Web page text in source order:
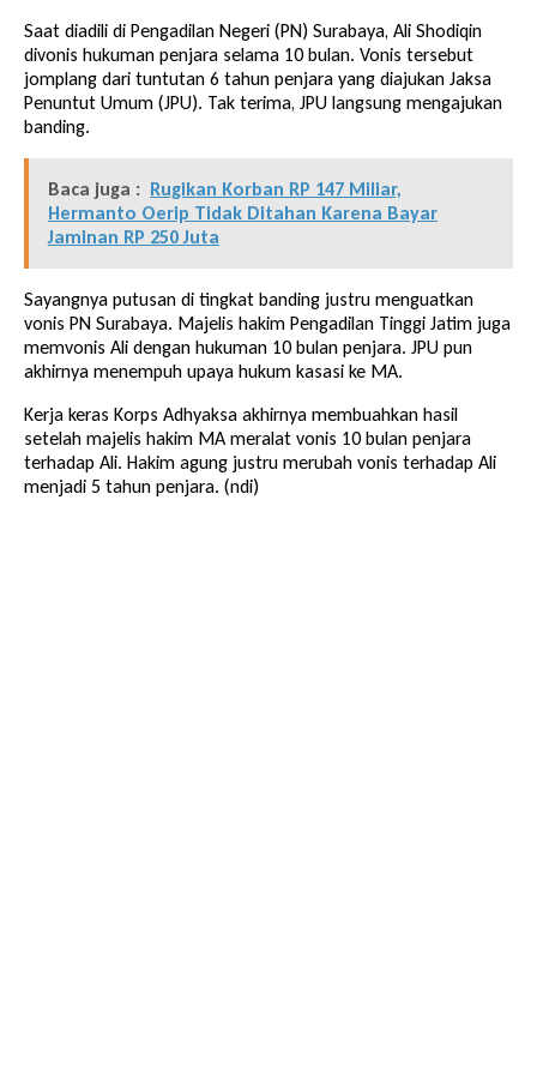
Saat diadili di Pengadilan Negeri (PN) Surabaya, Ali Shodiqin
divonis hukuman penjara selama 10 bulan. Vonis tersebut
jomplang dari tuntutan 6 tahun penjara yang diajukan Jaksa
Penuntut Umum (JPU). Tak terima, JPU langsung mengajukan
banding.
Baca juga : Rugikan Korban RP 147 Miliar,
Hermanto Oerip Tidak Ditahan Karena Bayar
Jaminan RP 250 Juta
Sayangnya putusan di tingkat banding justru menguatkan
vonis PN Surabaya. Majelis hakim Pengadilan Tinggi Jatim juga
memvonis Ali dengan hukuman 10 bulan penjara. JPU pun
akhirnya menempuh upaya hukum kasasi ke MA.
Kerja keras Korps Adhyaksa akhirnya membuahkan hasil
setelah majelis hakim MA meralat vonis 10 bulan penjara
terhadap Ali. Hakim agung justru merubah vonis terhadap Ali
menjadi 5 tahun penjara. (ndi)